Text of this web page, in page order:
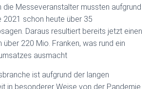
die Messeveranstalter mussten aufgrund
2021 schon heute über 35
Daraus resultiert bereits jetzt einen
über 220 Mio. Franken, was rund ein
ausmacht
ist aufgrund der langen
in besonderer Weise von der Pandemie